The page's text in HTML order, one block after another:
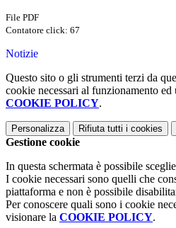
File PDF
Contatore click: 67
Notizie
Questo sito o gli strumenti terzi da
cookie necessari al funzionamento
COOKIE POLICY.
Personalizza Rifiuta tutti i cookies
Gestione cookie
In questa schermata è possibile
I cookie necessari sono quelli che
piattaforma e non è possibile
Per conoscere quali sono i cookie
visionare la COOKIE POLICY.